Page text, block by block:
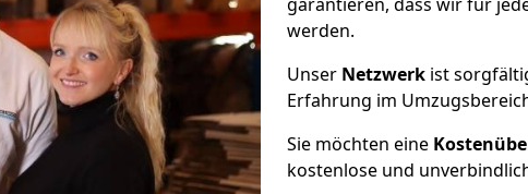
werden.
Unser Netzwerk ist
Erfahrung im
Sie möchten eine
kostenlose und